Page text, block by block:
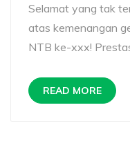
Selamat yang tak
atas kemenangan
NTB ke-xxx!
READ MORE